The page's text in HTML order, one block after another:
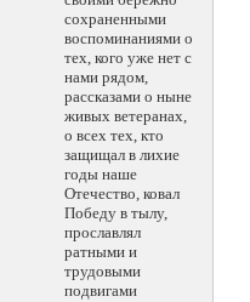
сохраненными
воспоминаниями о
тех, кого уже нет с
нами рядом,
рассказами о ныне
живых ветеранах,
о всех тех, кто
защищал в лихие
годы наше
Отечество, ковал
Победу в тылу,
прославлял
ратными и
трудовыми
подвигами